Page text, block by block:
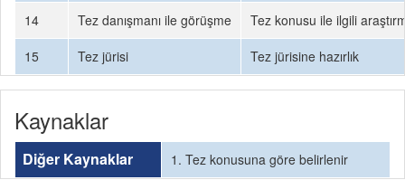
14
Tez danışmanı ile görüşme
Tez konusu ile ilgili
15
Tez jürisi Tez jürisine hazırlık
Kaynaklar
Diğer Kaynaklar 1. Tez konusuna göre belirlenir